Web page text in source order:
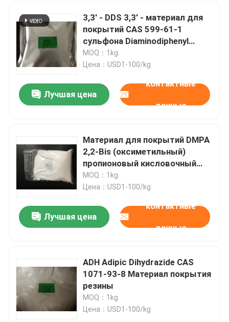
3,3' - DDS 3,3' - материал для
покрытий CAS 599-61-1
сульфона Diaminodiphenyl
резиновый
MOQ：1kg
Цена：USD1-100/kg
Лучшая цена
контактные
данные
Материал для покрытий DMPA
2,2-Bis (оксиметильный)
пропионовый кисловочный
CAS 4767-03-7 резиновый
MOQ：1kg
Цена：USD1-100/kg
Лучшая цена
контактные
данные
ADH Adipic Dihydrazide CAS
1071-93-8 Материал покрытия
резины
MOQ：1kg
Цена：USD1-100/kg